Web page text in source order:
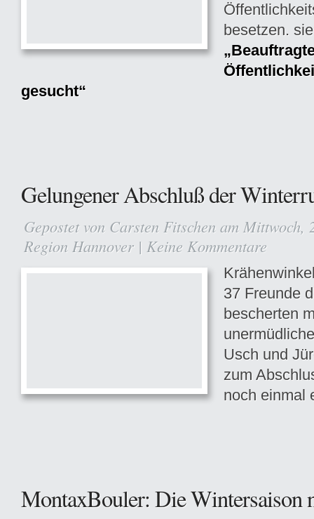
besetzen.
gesucht“
Gelungener Abschluß der
Gepostet von Carsten Fitschen am Mittwoch,
Region Hannover | Keine Kommentare
37 Freunde
bescherten
Usch und
zum
noch einmal
MontaxBouler: Die Wintersaison